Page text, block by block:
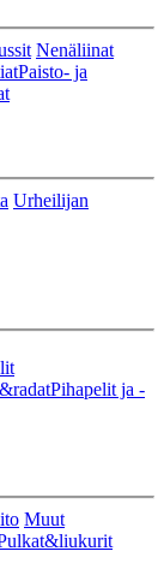
Nenäliinat
Paisto- ja
Urheilijan
Pihapelit ja -
Muut